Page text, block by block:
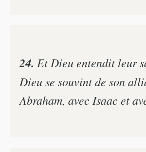
24. Et Dieu entendit leur
Dieu se souvint de son
Abraham, avec Isaac et